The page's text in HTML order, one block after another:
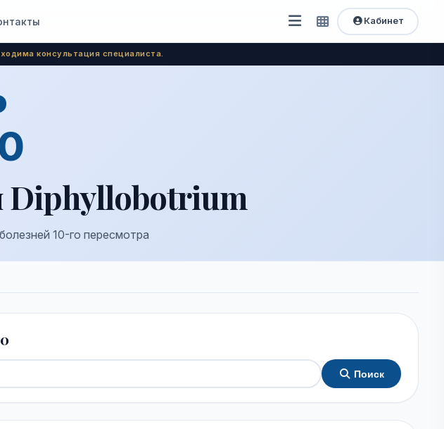
Открыть
меню
Быстрый
доступ
Кабинет
консультация специалиста.
Diphyllobotrium
10-го пересмотра
Поиск